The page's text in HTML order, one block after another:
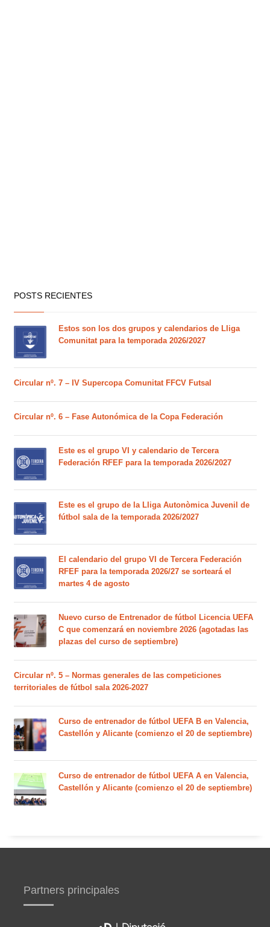
POSTS RECIENTES
Estos son los dos grupos y calendarios de Lliga
Comunitat para la temporada 2026/2027
Circular nº. 7 – IV Supercopa Comunitat FFCV Futsal
Circular nº. 6 – Fase Autonómica de la Copa Federación
Este es el grupo VI y calendario de Tercera
Federación RFEF para la temporada 2026/2027
Este es el grupo de la Lliga Autonòmica Juvenil de
fútbol sala de la temporada 2026/2027
El calendario del grupo VI de Tercera Federación
RFEF para la temporada 2026/27 se sorteará el
martes 4 de agosto
Nuevo curso de Entrenador de fútbol Licencia UEFA
C que comenzará en noviembre 2026 (agotadas las
plazas del curso de septiembre)
Circular nº. 5 – Normas generales de las competiciones
territoriales de fútbol sala 2026-2027
Curso de entrenador de fútbol UEFA B en Valencia,
Castellón y Alicante (comienzo el 20 de septiembre)
Curso de entrenador de fútbol UEFA A en Valencia,
Castellón y Alicante (comienzo el 20 de septiembre)
Partners principales